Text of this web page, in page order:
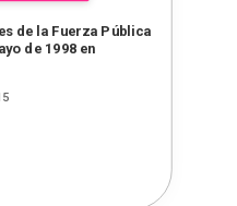
de la Fuerza Pública
de 1998 en